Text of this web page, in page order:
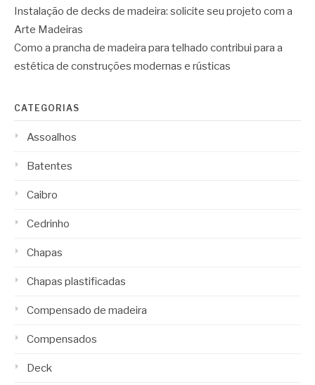
Instalação de decks de madeira: solicite seu projeto com a
Arte Madeiras
Como a prancha de madeira para telhado contribui para a
estética de construções modernas e rústicas
CATEGORIAS
Assoalhos
Batentes
Caibro
Cedrinho
Chapas
Chapas plastificadas
Compensado de madeira
Compensados
Deck